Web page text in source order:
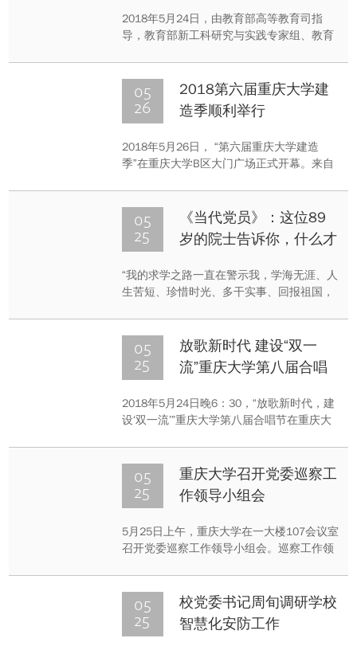
2018年5月24日，由教育部高等教育司指
导，教育部新工科研究与实践专家组、教育
接会”在北京召开。来自500多所高校和400
余家著名企业的2000多名代表参会。重庆大
学副校长廖瑞金应邀出席了会议，并做了主
05
26
2018第六届重庆大学建
造季顺利举行
2018年5月26日， “第六届重庆大学建造
季”在重庆大学B区大门广场正式开幕。来自
学们在八个小时内完成了一栋栋建筑的建
造，大学生、中学生和小学生同台竞技，现
场气氛紧张而热烈，建造作品获得评委点
05
25
《当代党员》：这位89
岁的院士告诉你，什么才
“我的求学之路一直在警示我，学海无涯、人
生苦短、珍惜时光、多干实事、回报祖国，
05
25
放歌新时代 建设“双一
流”重庆大学第八届合唱
2018年5月24日晚6：30，“放歌新时代，建
设‘双一流’”重庆大学第八届合唱节在重庆大
幕，整场展演分为“峥嵘岁月” “辉煌年代” “光
荣梦想”三个篇章，学校39支代表队近4000
名师生同台演唱。
05
25
重庆大学召开党委巡察工
作领导小组会
5月25日上午，重庆大学在一大楼107会议室
召开党委巡察工作领导小组会。巡察工作领
组长、校党委副书记、纪委书记陶举虎主
持。
05
25
校党委书记周旬调研学校
智慧化安防工作